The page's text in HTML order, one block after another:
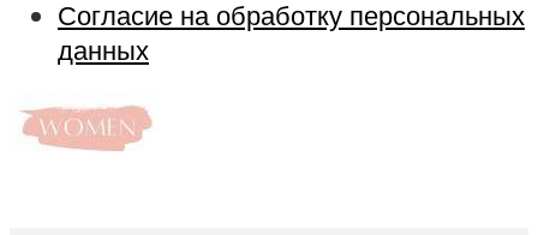
Согласие на обработку персональных
данных